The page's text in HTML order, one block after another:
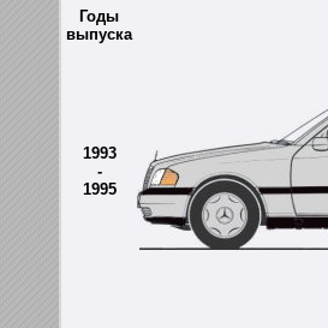
Годы
выпуска
1993
-
1995